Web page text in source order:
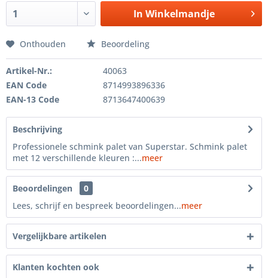
In Winkelmandje
Onthouden Beoordeling
Artikel-Nr.:
40063
EAN Code
8714993896336
EAN-13 Code
8713647400639
Beschrijving
Professionele schmink palet van Superstar. Schmink palet
met 12 verschillende kleuren :...meer
Beoordelingen
0
Lees, schrijf en bespreek beoordelingen...meer
Vergelijkbare artikelen
Klanten kochten ook